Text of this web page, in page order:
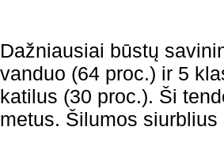
Dažniausiai būstų
vanduo (64 proc.) ir 5
katilus (30 proc.). Ši
metus. Šilumos